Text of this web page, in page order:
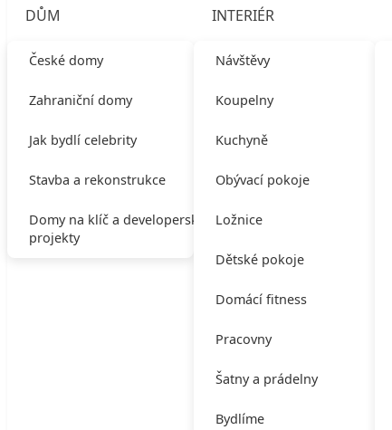
DŮM
České domy
Zahraniční domy
Jak bydlí celebrity
Stavba a rekonstrukce
Domy na klíč a developerské
projekty
INTERIÉR
Návštěvy
Koupelny
Kuchyně
Obývací pokoje
Ložnice
Dětské pokoje
Domácí fitness
Pracovny
Šatny a prádelny
Bydlíme